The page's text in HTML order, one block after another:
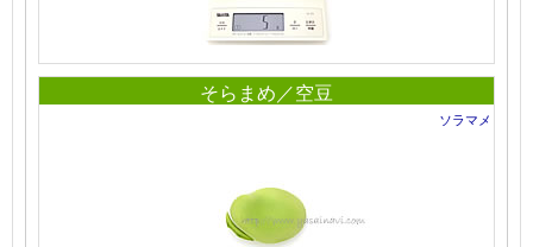
そらまめ／空豆
ソラマメ